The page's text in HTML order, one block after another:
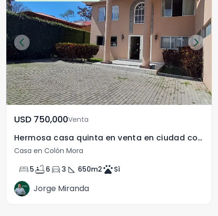
USD	750,000Venta
Hermosa casa quinta en venta en ciudad colón
Casa en Colón Mora
bed 5 bathtub 6 directions_car 3 square_foot 650m2petsSì
Jorge Miranda